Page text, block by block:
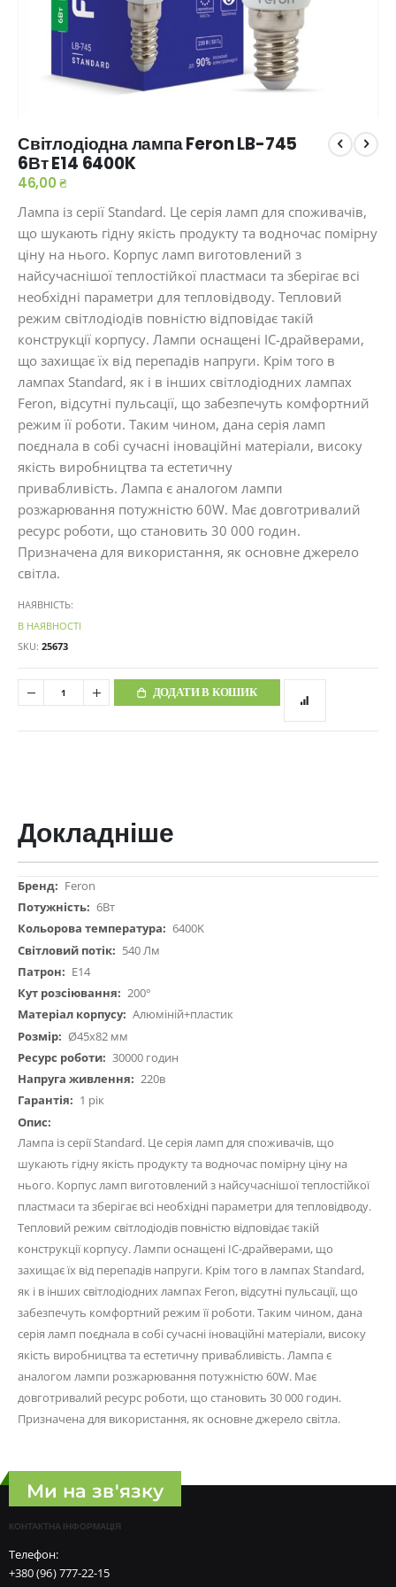
до
початку
галереї
Світлодіодна лампа Feron LB-745
6Вт E14 6400K
46,00 ₴
Лампа із серії Standard. Це серія ламп для споживачів,
що шукають гідну якість продукту та водночас помірну
ціну на нього. Корпус ламп виготовлений з
найсучаснішої теплостійкої пластмаси та зберігає всі
необхідні параметри для тепловідводу. Тепловий
режим світлодіодів повністю відповідає такій
конструкції корпусу. Лампи оснащені IC-драйверами,
що захищає їх від перепадів напруги. Крім того в
лампах Standard, як і в інших світлодіодних лампах
Feron, відсутні пульсації, що забезпечуть комфортний
режим її роботи. Таким чином, дана серія ламп
поєднала в собі сучасні іноваційні матеріали, високу
якість виробництва та естетичну
привабливість. Лампа є аналогом лампи
розжарювання потужністю 60W. Має довготривалий
ресурс роботи, що становить 30 000 годин.
Призначена для використання, як основне джерело
світла.
НАЯВНІСТЬ:
В НАЯВНОСТІ
SKU 25673
ДОДАТИ В КОШИК
Докладніше
Докладніше
Feron
6Вт
6400K
540 Лм
E14
200°
Алюміній+пластик
Ø45х82 мм
30000 годин
220в
1 рік
Лампа із серії Standard. Це серія ламп для споживачів, що
шукають гідну якість продукту та водночас помірну ціну на
нього. Корпус ламп виготовлений з найсучаснішої теплостійкої
пластмаси та зберігає всі необхідні параметри для тепловідводу.
Тепловий режим світлодіодів повністю відповідає такій
конструкції корпусу. Лампи оснащені IC-драйверами, що
захищає їх від перепадів напруги. Крім того в лампах Standard,
як і в інших світлодіодних лампах Feron, відсутні пульсації, що
забезпечуть комфортний режим її роботи. Таким чином, дана
серія ламп поєднала в собі сучасні іноваційні матеріали, високу
якість виробництва та естетичну привабливість. Лампа є
аналогом лампи розжарювання потужністю 60W. Має
довготривалий ресурс роботи, що становить 30 000 годин.
Призначена для використання, як основне джерело світла.
Ми на зв'язку
КОНТАКТНА ІНФОРМАЦІЯ
Телефон:
+380 (96) 777-22-15